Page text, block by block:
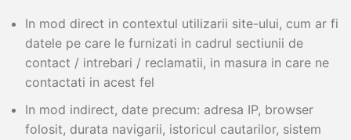
In mod direct in contextul utilizarii site-ului, cum ar fi
datele pe care le furnizati in cadrul sectiunii de
contact / intrebari / reclamatii, in masura in care ne
contactati in acest fel
In mod indirect, date precum: adresa IP, browser
folosit, durata navigarii, istoricul cautarilor, sistem